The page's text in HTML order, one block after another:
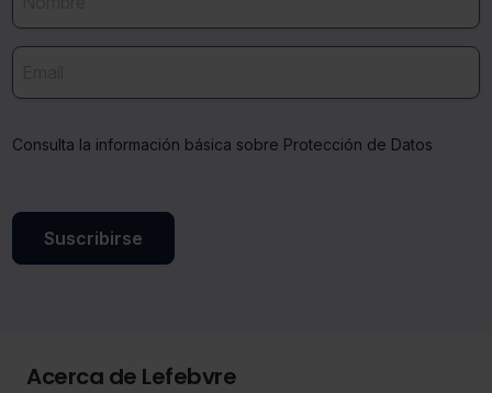
Consulta la información básica sobre Protección de Datos
Suscribirse
Acerca de Lefebvre